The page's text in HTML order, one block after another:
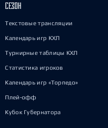
СЕЗОН
Текстовые трансляции
Календарь игр КХЛ
Турнирные таблицы КХЛ
Статистика игроков
Календарь игр «Торпедо»
Плей-офф
Кубок Губернатора